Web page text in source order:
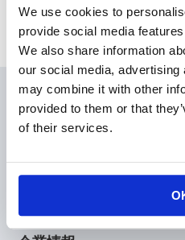
We use cookies to
provide social media
We also share information
our social media,
may combine it with other
provided to them or that
of their services.
Archive
会員
製品情報
アプリケーションガイド
技術サポート